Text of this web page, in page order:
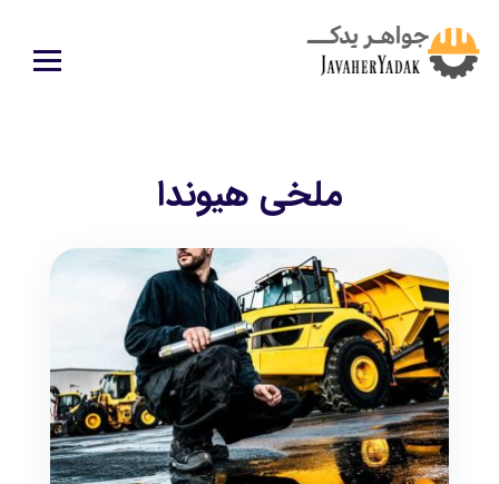
ملخی هیوندا